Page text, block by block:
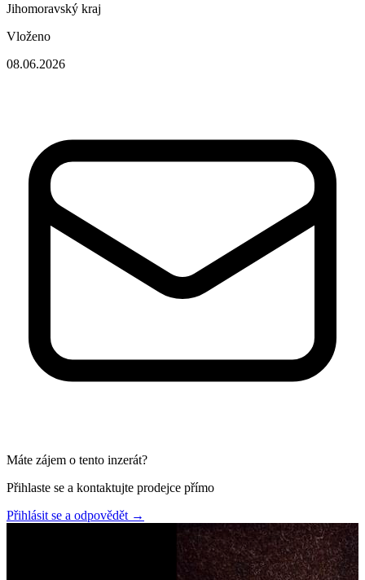
Jihomoravský kraj
Vloženo
08.06.2026
Máte zájem o tento inzerát?
Přihlaste se a kontaktujte prodejce přímo
Přihlásit se a odpovědět →